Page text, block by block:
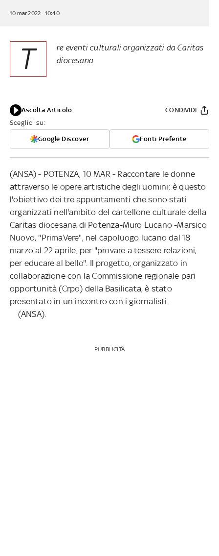
10 mar 2022 - 10:40
T
re eventi culturali organizzati da Caritas
diocesana
Ascolta Articolo
Sceglici su:
Google Discover Fonti Preferite
CONDIVIDI
(ANSA) - POTENZA, 10 MAR - Raccontare le donne
attraverso le opere artistiche degli uomini: è questo
l'obiettivo dei tre appuntamenti che sono stati
organizzati nell'ambito del cartellone culturale della
Caritas diocesana di Potenza-Muro Lucano -Marsico
Nuovo, "PrimaVere", nel capoluogo lucano dal 18
marzo al 22 aprile, per "provare a tessere relazioni,
per educare al bello". Il progetto, organizzato in
collaborazione con la Commissione regionale pari
opportunità (Crpo) della Basilicata, è stato
presentato in un incontro con i giornalisti.
(ANSA).
PUBBLICITÀ